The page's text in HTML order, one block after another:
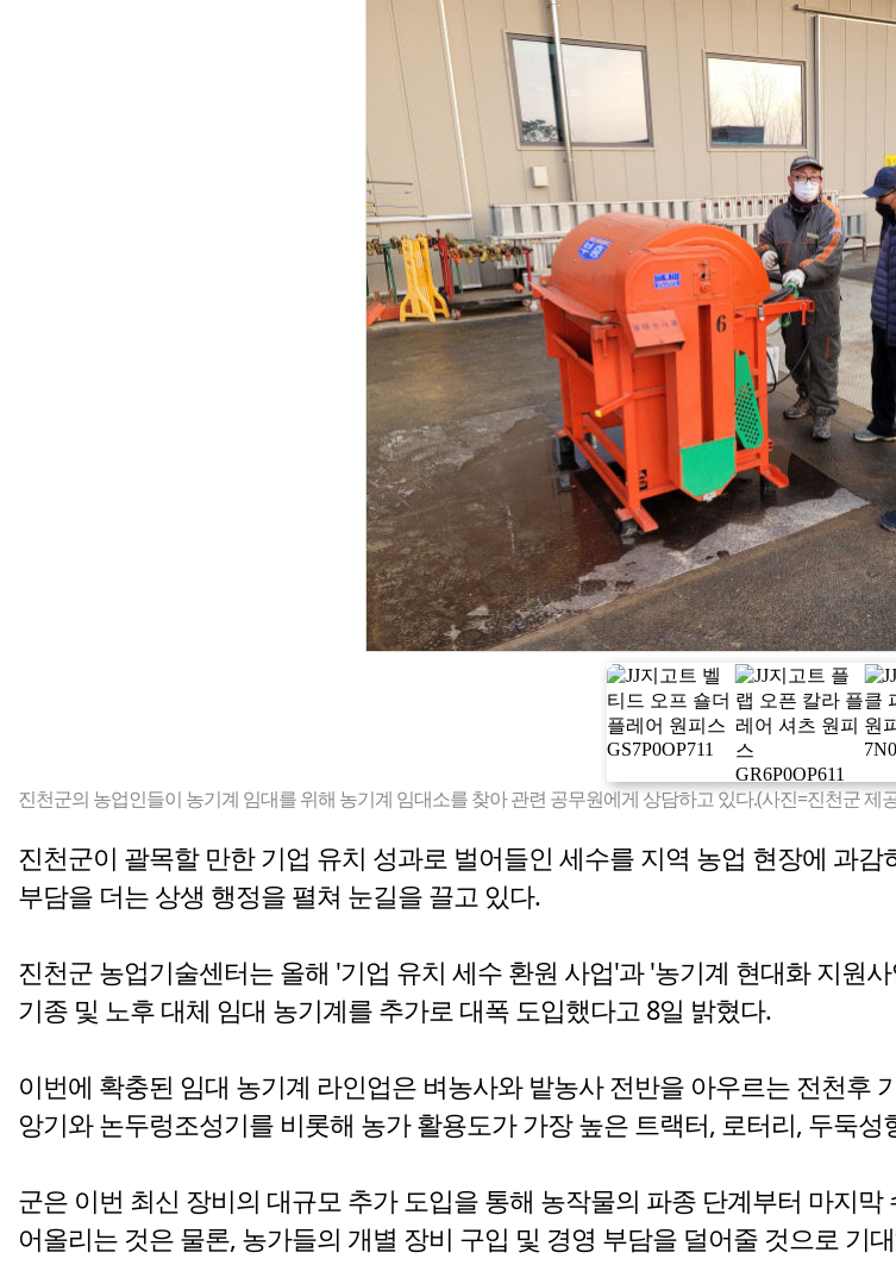
진천군의 농업인들이 농기계 임대를 위해 농기계 임대소를 찾아 관련 공무원에게 상담하고 있다.(사진=진천군 제
진천군이 괄목할 만한 기업 유치 성과로 벌어들인 세수를 지역 농업 현장에 과
부담을 더는 상생 행정을 펼쳐 눈길을 끌고 있다.
진천군 농업기술센터는 올해 '기업 유치 세수 환원 사업'과 '농기계 현대화 지원
기종 및 노후 대체 임대 농기계를 추가로 대폭 도입했다고 8일 밝혔다.
이번에 확충된 임대 농기계 라인업은 벼농사와 밭농사 전반을 아우르는 전천후
앙기와 논두렁조성기를 비롯해 농가 활용도가 가장 높은 트랙터, 로터리, 두둑
군은 이번 최신 장비의 대규모 추가 도입을 통해 농작물의 파종 단계부터 마지
어올리는 것은 물론, 농가들의 개별 장비 구입 및 경영 부담을 덜어줄 것으로 기